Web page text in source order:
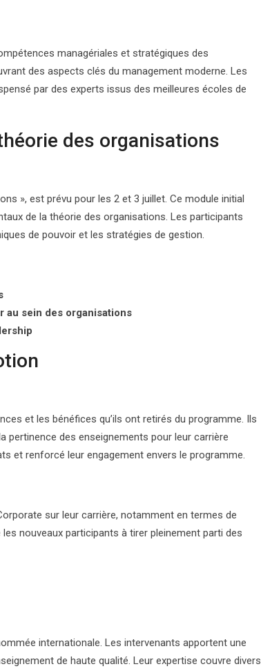
managériales et stratégiques des
des aspects clés du management moderne. Les
par des experts issus des meilleures écoles de
des organisations
», est prévu pour les 2 et 3 juillet. Ce module initial
de la théorie des organisations. Les participants
de pouvoir et les stratégies de gestion.
au sein des organisations
et les bénéfices qu’ils ont retirés du programme. Ils
pertinence des enseignements pour leur carrière
et renforcé leur engagement envers le programme.
sur leur carrière, notamment en termes de
nouveaux participants à tirer pleinement parti des
internationale. Les intervenants apportent une
de haute qualité. Leur expertise couvre divers